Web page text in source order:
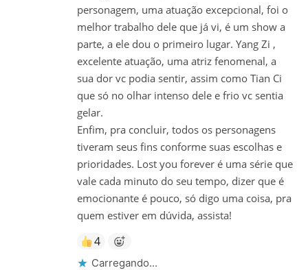
personagem, uma atuação excepcional, foi o
melhor trabalho dele que já vi, é um show a
parte, a ele dou o primeiro lugar. Yang Zi ,
excelente atuação, uma atriz fenomenal, a
sua dor vc podia sentir, assim como Tian Ci
que só no olhar intenso dele e frio vc sentia
gelar.
Enfim, pra concluir, todos os personagens
tiveram seus fins conforme suas escolhas e
prioridades. Lost you forever é uma série que
vale cada minuto do seu tempo, dizer que é
emocionante é pouco, só digo uma coisa, pra
quem estiver em dúvida, assista!
4
Carregando...